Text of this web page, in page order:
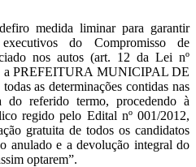
medida liminar para garantir
do Compromisso de
nos autos (art. 12 da Lei nº
a PREFEITURA MUNICIPAL DE
as determinações contidas nas
do referido termo, procedendo à
regido pelo Edital nº 001/2012,
gratuita de todos os candidatos
anulado e a devolução integral do
optarem”.